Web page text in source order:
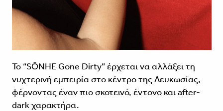
Το “SŌNHE Gone Dirty” έρχεται να αλλάξει τη
νυχτερινή εμπειρία στο κέντρο της Λευκωσίας,
φέρνοντας έναν πιο σκοτεινό, έντονο και after-
dark χαρακτήρα.